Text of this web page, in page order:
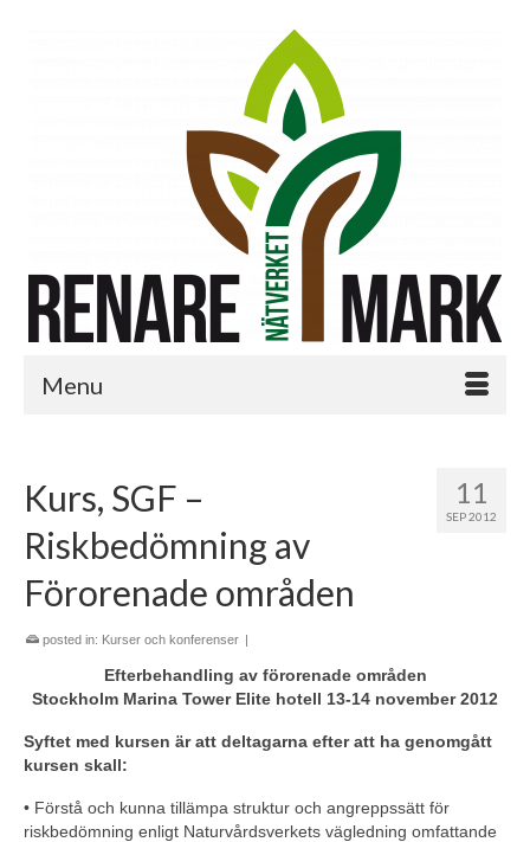
Menu
11
SEP 2012
Kurs, SGF –
Riskbedömning av
Förorenade områden
posted in: Kurser och konferenser |
Efterbehandling av förorenade områden
Stockholm Marina Tower Elite hotell 13-14 november 2012
Syftet med kursen är att deltagarna efter att ha genomgått
kursen skall:
• Förstå och kunna tillämpa struktur och angreppssätt för
riskbedömning enligt Naturvårdsverkets vägledning omfattande